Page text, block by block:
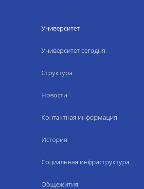
Университет
Университет сегодня
Структура
Новости
Контактная информация
История
Социальная инфраструктура
Общежития